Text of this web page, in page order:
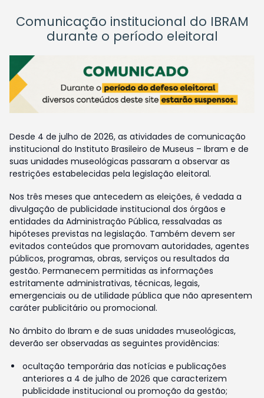
Comunicação institucional do IBRAM
durante o período eleitoral
Desde 4 de julho de 2026, as atividades de comunicação
institucional do Instituto Brasileiro de Museus – Ibram e de
suas unidades museológicas passaram a observar as
restrições estabelecidas pela legislação eleitoral.
Nos três meses que antecedem as eleições, é vedada a
divulgação de publicidade institucional dos órgãos e
entidades da Administração Pública, ressalvadas as
hipóteses previstas na legislação. Também devem ser
evitados conteúdos que promovam autoridades, agentes
públicos, programas, obras, serviços ou resultados da
gestão. Permanecem permitidas as informações
estritamente administrativas, técnicas, legais,
emergenciais ou de utilidade pública que não apresentem
caráter publicitário ou promocional.
No âmbito do Ibram e de suas unidades museológicas,
deverão ser observadas as seguintes providências:
ocultação temporária das notícias e publicações
anteriores a 4 de julho de 2026 que caracterizem
publicidade institucional ou promoção da gestão;